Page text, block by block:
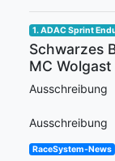
1. ADAC Sprint
Schwarzes
MC Wolgast
Ausschreibung
Ausschreibung
RaceSystem-News